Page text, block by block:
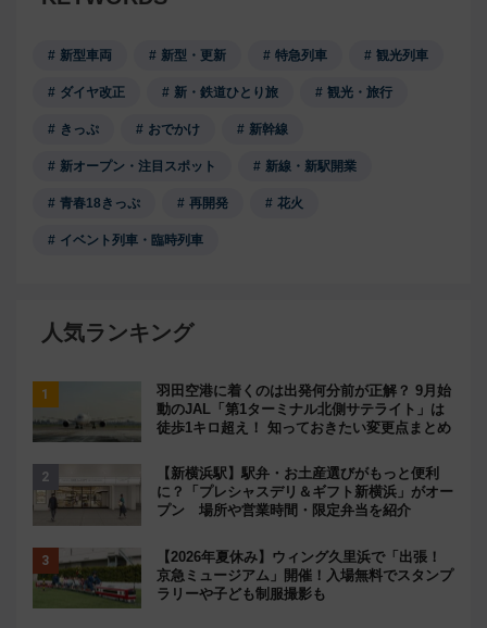
新型車両 新型・更新 特急列車 観光列車
ダイヤ改正 新・鉄道ひとり旅 観光・旅行
きっぷ おでかけ 新幹線
新オープン・注目スポット 新線・新駅開業
青春18きっぷ 再開発 花火
イベント列車・臨時列車
人気ランキング
羽田空港に着くのは出発何分前が正解？ 9月始
動のJAL「第1ターミナル北側サテライト」は
徒歩1キロ超え！ 知っておきたい変更点まとめ
【新横浜駅】駅弁・お土産選びがもっと便利
に？「プレシャスデリ＆ギフト新横浜」がオー
プン 場所や営業時間・限定弁当を紹介
【2026年夏休み】ウィング久里浜で「出張！
京急ミュージアム」開催！入場無料でスタンプ
ラリーや子ども制服撮影も